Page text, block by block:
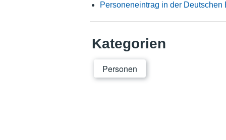
Personeneintrag in der Deutschen
Kategorien
Personen